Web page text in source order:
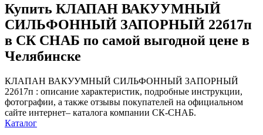
Купить КЛАПАН ВАКУУМНЫЙ
СИЛЬФОННЫЙ ЗАПОРНЫЙ 22б17п
в СК СНАБ по самой выгодной цене в
Челябинске
КЛАПАН ВАКУУМНЫЙ СИЛЬФОННЫЙ ЗАПОРНЫЙ
22б17п : описание характеристик, подробные инструкции,
фотографии, а также отзывы покупателей на официальном
сайте интернет– каталога компании СК-СНАБ.
Каталог